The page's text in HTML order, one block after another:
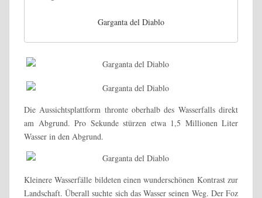
Garganta del Diablo
Die Aussichtsplattform thronte oberhalb des Wasserfalls direkt
am Abgrund. Pro Sekunde stürzen etwa 1,5 Millionen Liter
Wasser in den Abgrund.
Kleinere Wasserfälle bildeten einen wunderschönen Kontrast zur
Landschaft. Überall suchte sich das Wasser seinen Weg. Der Foz